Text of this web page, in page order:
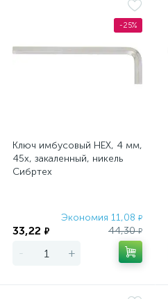
-25%
Ключ имбусовый HEX, 4 мм,
45x, закаленный, никель
Сибртех
Экономия 11,08 ₽
33,22 ₽ 44,30₽
- +